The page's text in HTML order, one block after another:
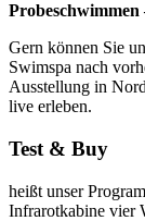
Probeschwimmen
Gern können Sie
Swimspa nach
Ausstellung in
live erleben.
Test & Buy
heißt unser
Infrarotkabine vier